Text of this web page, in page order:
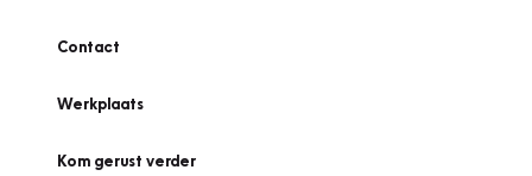
Contact
Werkplaats
Kom gerust verder